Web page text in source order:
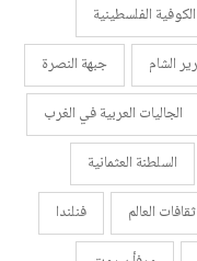
الكوفية الفلسطينية
الشام
جبهة النصرة
الجاليات العربية في الغرب
السلطنة العثمانية
ثقافات العالم
فنلندا